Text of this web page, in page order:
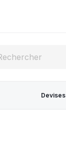
Devises